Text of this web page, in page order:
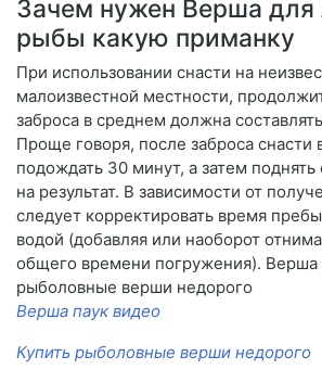
Зачем нужен Верша для
рыбы какую приманку
При использовании снасти на
малоизвестной местности,
заброса в среднем должна
Проще говоря, после заброса снасти
подождать 30 минут, а затем
на результат. В зависимости от
следует корректировать время
водой (добавляя или наоборот
общего времени погружения). Верша
рыболовные верши недорого
Верша паук видео
Купить рыболовные верши недорого